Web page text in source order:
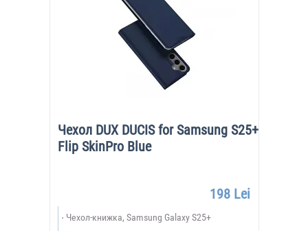
Чехол DUX DUCIS for Samsung S25+
Flip SkinPro Blue
198 Lei
Чехол-книжка, Samsung Galaxy S25+